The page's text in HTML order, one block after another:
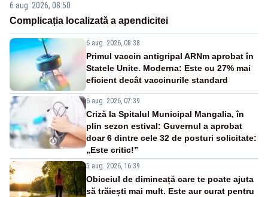
6 aug. 2026, 08:50
Complicația localizată a apendicitei
6 aug. 2026, 08:38
Primul vaccin antigripal ARNm aprobat în
Statele Unite. Moderna: Este cu 27% mai
eficient decât vaccinurile standard
6 aug. 2026, 07:39
Criză la Spitalul Municipal Mangalia, în
plin sezon estival: Guvernul a aprobat
doar 6 dintre cele 32 de posturi solicitate:
„Este critic!”
5 aug. 2026, 16:39
Obiceiul de dimineață care te poate ajuta
să trăiești mai mult. Este aur curat pentru